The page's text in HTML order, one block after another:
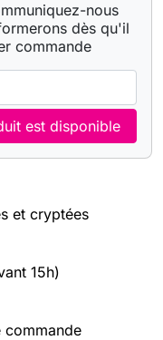
nous
dès qu'il
commande
est disponible
et cryptées
15h)
commande